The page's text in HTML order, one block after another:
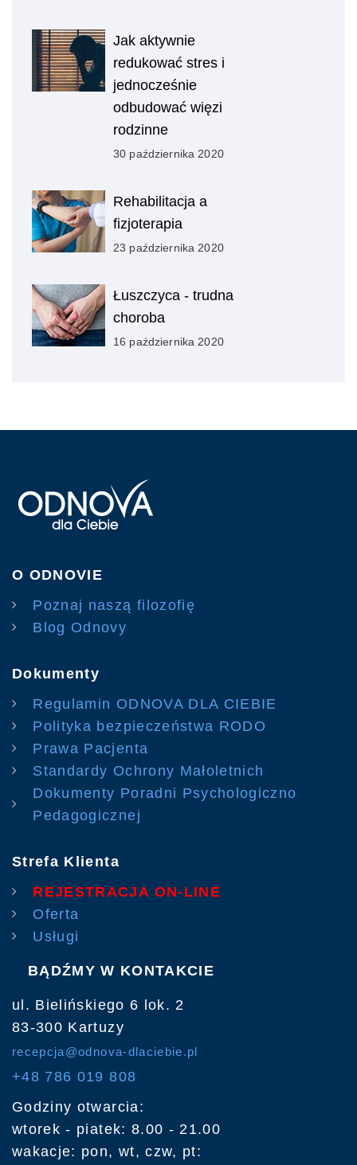
Jak aktywnie
redukować stres i
jednocześnie
odbudować więzi
rodzinne
30 października 2020
Rehabilitacja a
fizjoterapia
23 października 2020
Łuszczyca - trudna
choroba
16 października 2020
O ODNOVIE
Poznaj naszą filozofię
Blog Odnovy
Dokumenty
Regulamin ODNOVA DLA CIEBIE
Polityka bezpieczeństwa RODO
Prawa Pacjenta
Standardy Ochrony Małoletnich
Dokumenty Poradni Psychologiczno
Pedagogicznej
Strefa Klienta
REJESTRACJA ON-LINE
Oferta
Usługi
BĄDŹMY W KONTAKCIE
ul. Bielińskiego 6 lok. 2
83-300 Kartuzy
recepcja@odnova-dlaciebie.pl
+48 786 019 808
Godziny otwarcia:
wtorek - piatek: 8.00 - 21.00
wakacje: pon, wt, czw, pt: